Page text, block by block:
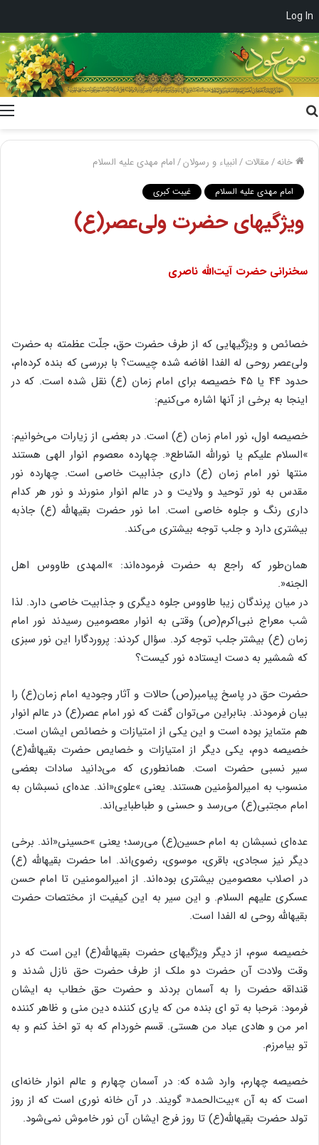
Log In
خانه/مقالات/انبیاء و رسولان/امام مهدی علیه السلام
امام مهدی علیه السلام غیبت کبری
ویژگیهاى حضرت ولى‌عصر(ع)
سخنرانى حضرت آیت‌اللَّه ناصرى
خصائص و ویژگیهایى که از طرف حضرت حق، جلّت عظمته به حضرت
ولى‌‌عصر روحى له الفدا افاضه شده چیست؟ با بررسى که بنده کرده‌‌ام،
حدود ۴۴ یا ۴۵ خصیصه براى امام زمان (ع) نقل شده است. که در
اینجا به برخى از آنها اشاره مى‌‌کنیم:
خصیصه اول، نور امام زمان (ع) است. در بعضى از زیارات مى‌‌خوانیم:
»السلام علیکم یا نوراللَّه السّاطع«. چهارده معصوم انوار الهى هستند
منتها نور امام زمان (ع) دارى جذابیت خاصى است. چهارده نور
مقدس به نور توحید و ولایت و در عالم انوار منورند و نور هر کدام
دارى رنگ و جلوه خاصى است. اما نور حضرت بقیهاللَّه (ع) جاذبه
بیشترى دارد و جلب توجه بیشترى مى‌‌کند.
همان‌‌طور که راجع به حضرت فرموده‌‌اند: »المهدى طاووس اهل
الجنه«.
در میان پرندگان زیبا طاووس جلوه دیگرى و جذابیت خاصى دارد. لذا
شب معراج نبى‌‌اکرم(ص) وقتى به انوار معصومین رسیدند نور امام
زمان (ع) بیشتر جلب توجه کرد. سؤال کردند: پروردگارا این نور سبزى
که شمشیر به دست ایستاده نور کیست؟
حضرت حق در پاسخ پیامبر(ص) حالات و آثار وجودیه امام زمان(ع) را
بیان فرمودند. بنابراین مى‌‌توان گفت که نور امام عصر(ع) در عالم انوار
هم متمایز بوده است و این یکى از امتیازات و خصائص ایشان است.
خصیصه دوم، یکى دیگر از امتیازات و خصایص حضرت بقیهاللَّه(ع)
سیر نسبى حضرت است. همانطورى که مى‌‌دانید سادات بعضى
منسوب به امیرالمؤمنین هستند. یعنى »علوى«اند. عده‌‌اى نسبشان به
امام مجتبى(ع) مى‌‌رسد و حسنى و طباطبایى‌‌اند.
عده‌‌اى نسبشان به امام حسین(ع) مى‌‌رسد؛ یعنى »حسینى«اند. برخى
دیگر نیز سجادى، باقرى، موسوى، رضوى‌‌اند. اما حضرت بقیهاللَّه (ع)
در اصلاب معصومین بیشترى بوده‌‌اند. از امیرالمومنین تا امام حسن
عسکرى علیهم السلام. و این سیر به این کیفیت از مختصات حضرت
بقیهاللَّه روحى له الفدا است.
خصیصه سوم، از دیگر ویژگیهاى حضرت بقیهاللَّه(ع) این است که در
وقت ولادت آن حضرت دو ملک از طرف حضرت حق نازل شدند و
قنداقه حضرت را به آسمان بردند و حضرت حق خطاب به ایشان
فرمود: مَرحبا به تو اى بنده من که یارى کننده دین منى و ظاهر کننده
امر من و هادى عباد من هستى. قسم خوردام که به تو اخذ کنم و به
تو بیامرزم.
خصیصه چهارم، وارد شده که: در آسمان چهارم و عالم انوار خانه‌‌اى
است که به آن »بیت‌‌الحمد« گویند. در آن خانه نورى است که از روز
تولد حضرت بقیهاللَّه(ع) تا روز فرج ایشان آن نور خاموش نمى‌‌شود.